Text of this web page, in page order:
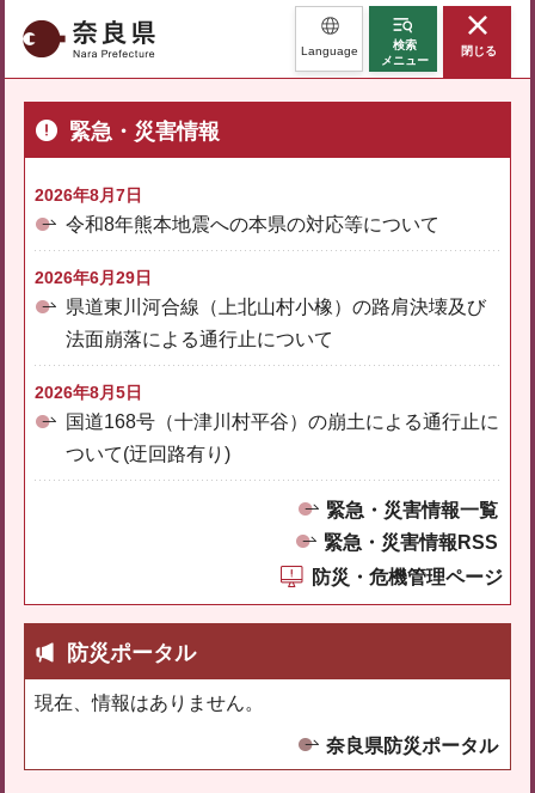
奈良県 Language
検索
メニュー
閉じる
緊急・災害情報
2026年8月7日
令和8年熊本地震への本県の対応等について
2026年6月29日
県道東川河合線（上北山村小橡）の路肩決壊及び
法面崩落による通行止について
2026年8月5日
国道168号（十津川村平谷）の崩土による通行止に
ついて(迂回路有り)
緊急・災害情報一覧
緊急・災害情報RSS
防災・危機管理ページ
防災ポータル
現在、情報はありません。
奈良県防災ポータル